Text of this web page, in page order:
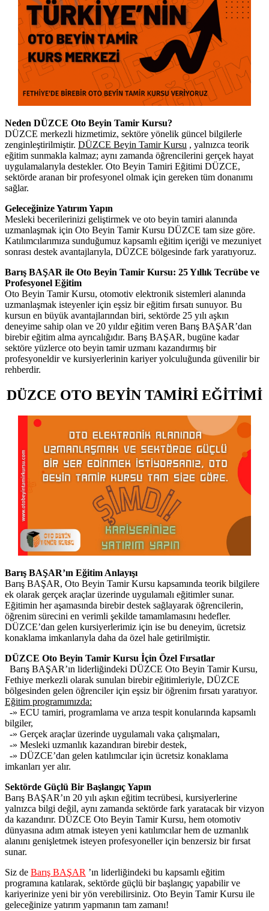
Neden DÜZCE Oto Beyin Tamir Kursu?
DÜZCE merkezli hizmetimiz, sektöre yönelik güncel bilgilerle
zenginleştirilmiştir. DÜZCE Beyin Tamir Kursu , yalnızca teorik
eğitim sunmakla kalmaz; aynı zamanda öğrencilerini gerçek hayat
uygulamalarıyla destekler. Oto Beyin Tamiri Eğitimi DÜZCE,
sektörde aranan bir profesyonel olmak için gereken tüm donanımı
sağlar.
Geleceğinize Yatırım Yapın
Mesleki becerilerinizi geliştirmek ve oto beyin tamiri alanında
uzmanlaşmak için Oto Beyin Tamir Kursu DÜZCE tam size göre.
Katılımcılarımıza sunduğumuz kapsamlı eğitim içeriği ve mezuniyet
sonrası destek avantajlarıyla, DÜZCE bölgesinde fark yaratıyoruz.
Barış BAŞAR ile Oto Beyin Tamir Kursu: 25 Yıllık Tecrübe ve
Profesyonel Eğitim
Oto Beyin Tamir Kursu, otomotiv elektronik sistemleri alanında
uzmanlaşmak isteyenler için eşsiz bir eğitim fırsatı sunuyor. Bu
kursun en büyük avantajlarından biri, sektörde 25 yılı aşkın
deneyime sahip olan ve 20 yıldır eğitim veren Barış BAŞAR’dan
birebir eğitim alma ayrıcalığıdır. Barış BAŞAR, bugüne kadar
sektöre yüzlerce oto beyin tamir uzmanı kazandırmış bir
profesyoneldir ve kursiyerlerinin kariyer yolculuğunda güvenilir bir
rehberdir.
DÜZCE OTO BEYİN TAMİRİ EĞİTİMİ
Barış BAŞAR’ın Eğitim Anlayışı
Barış BAŞAR, Oto Beyin Tamir Kursu kapsamında teorik bilgilere
ek olarak gerçek araçlar üzerinde uygulamalı eğitimler sunar.
Eğitimin her aşamasında birebir destek sağlayarak öğrencilerin,
öğrenim sürecini en verimli şekilde tamamlamasını hedefler.
DÜZCE’dan gelen kursiyerlerimiz için ise bu deneyim, ücretsiz
konaklama imkanlarıyla daha da özel hale getirilmiştir.
DÜZCE Oto Beyin Tamir Kursu İçin Özel Fırsatlar
Barış BAŞAR’ın liderliğindeki DÜZCE Oto Beyin Tamir Kursu,
Fethiye merkezli olarak sunulan birebir eğitimleriyle, DÜZCE
bölgesinden gelen öğrenciler için eşsiz bir öğrenim fırsatı yaratıyor.
Eğitim programımızda:
-» ECU tamiri, programlama ve arıza tespit konularında kapsamlı
bilgiler,
-» Gerçek araçlar üzerinde uygulamalı vaka çalışmaları,
-» Mesleki uzmanlık kazandıran birebir destek,
-» DÜZCE’dan gelen katılımcılar için ücretsiz konaklama
imkanları yer alır.
Sektörde Güçlü Bir Başlangıç Yapın
Barış BAŞAR’ın 20 yılı aşkın eğitim tecrübesi, kursiyerlerine
yalnızca bilgi değil, aynı zamanda sektörde fark yaratacak bir vizyon
da kazandırır. DÜZCE Oto Beyin Tamir Kursu, hem otomotiv
dünyasına adım atmak isteyen yeni katılımcılar hem de uzmanlık
alanını genişletmek isteyen profesyoneller için benzersiz bir fırsat
sunar.
Siz de Barış BAŞAR ’ın liderliğindeki bu kapsamlı eğitim
programına katılarak, sektörde güçlü bir başlangıç yapabilir ve
kariyerinize yeni bir yön verebilirsiniz. Oto Beyin Tamir Kursu ile
geleceğinize yatırım yapmanın tam zamanı!